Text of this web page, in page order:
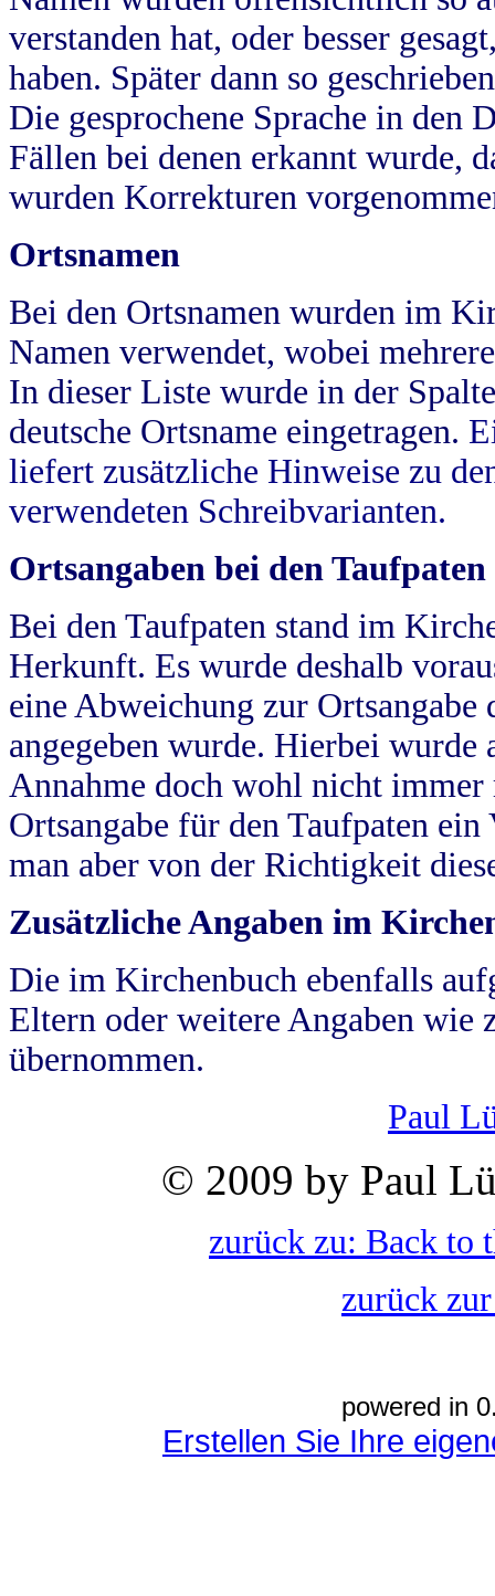
verstanden hat, oder besser
haben. Später dann so
Die gesprochene Sprache in
Fällen bei denen erkannt wurde,
wurden Korrekturen
Ortsnamen
Bei den Ortsnamen wurden im
Namen verwendet, wobei
In dieser Liste wurde in der
deutsche Ortsname eingetragen.
liefert zusätzliche Hinweise zu
verwendeten Schreibvarianten.
Ortsangaben bei den Taufpaten
Bei den Taufpaten stand im
Herkunft. Es wurde deshalb
eine Abweichung zur
angegeben wurde. Hierbei wurde
Annahme doch wohl nicht
Ortsangabe für den Taufpaten
man aber von der Richtigkeit
Zusätzliche Angaben im
Die im Kirchenbuch ebenfalls
Eltern oder weitere Angaben wie
übernommen.
Paul
© 2009 by Paul
zurück zu: Back to
zurück
powered in
Erstellen Sie Ihre